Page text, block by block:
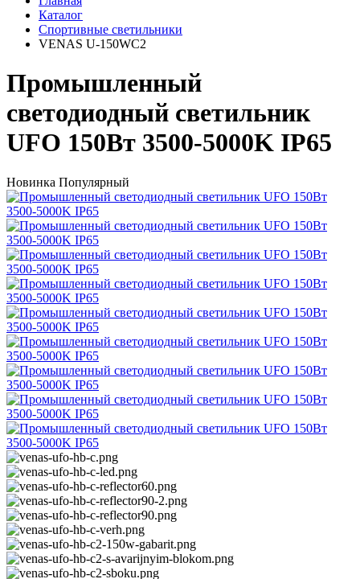
Каталог
Спортивные светильники
VENAS U-150WC2
Промышленный
светодиодный светильник
UFO 150Вт 3500-5000K IP65
Новинка Популярный